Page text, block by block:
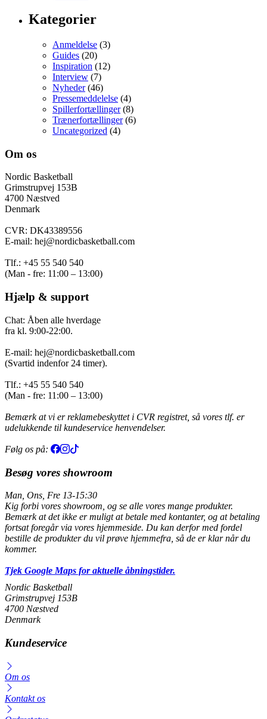
Kategorier
Anmeldelse (3)
Guides (20)
Inspiration (12)
Interview (7)
Nyheder(46)
Pressemeddelelse (4)
Spillerfortællinger(8)
Trænerfortællinger(6)
Uncategorized (4)
Om os
Nordic Basketball
Grimstrupvej 153B
4700 Næstved
Denmark
CVR: DK43389556
E-mail: hej@nordicbasketball.com
Tlf.: +45 55 540 540
(Man - fre: 11:00 – 13:00)
Hjælp & support
Chat: Åben alle hverdage
fra kl. 9:00-22:00.
E-mail: hej@nordicbasketball.com
(Svartid indenfor 24 timer).
Tlf.: +45 55 540 540
(Man - fre: 11:00 – 13:00)
Bemærk at vi er reklamebeskyttet i CVR registret, så vores tlf. er
udelukkende til kundeservice henvendelser.
Følg os på:
Besøg vores showroom
Man, Ons, Fre 13-15:30
Kig forbi vores showroom, og se alle vores mange produkter.
Bemærk at det ikke er muligt at betale med kontanter, og at betaling
fortsat foregår via vores hjemmeside. Du kan derfor med fordel
bestille de produkter du vil prøve hjemmefra, så de er klar når du
kommer.
Tjek Google Maps for aktuelle åbningstider.
Nordic Basketball
Grimstrupvej 153B
4700 Næstved
Denmark
Kundeservice
Om os
Kontakt os